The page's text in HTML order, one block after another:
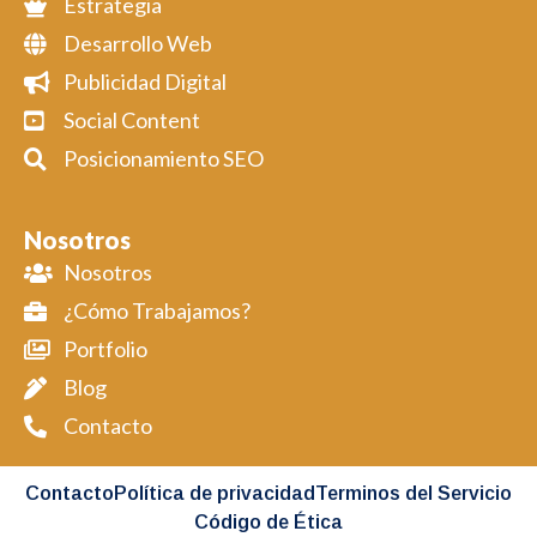
Desarrollo Web
Publicidad Digital
Social Content
Posicionamiento SEO
Nosotros
Nosotros
¿Cómo Trabajamos?
Portfolio
Blog
Contacto
Contacto Política de privacidad Terminos del Servicio
Código de Ética